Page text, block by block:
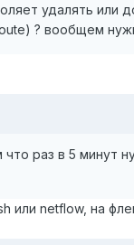
удалять или
? вообщем
раз в 5 минут
или netflow, на